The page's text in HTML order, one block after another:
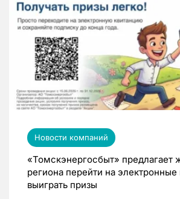
Новости компаний
«Томскэнергосбыт» предлагает
региона перейти на электронные
выиграть призы